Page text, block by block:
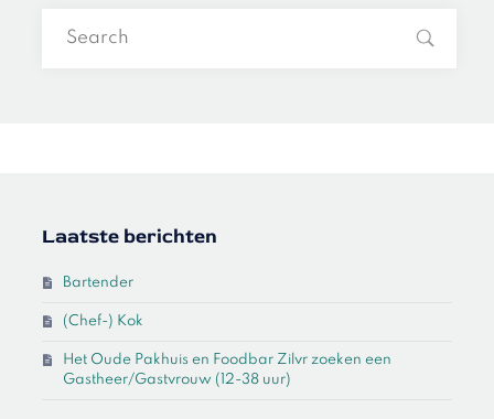
Laatste berichten
Bartender
(Chef-) Kok
Het Oude Pakhuis en Foodbar Zilvr zoeken een
Gastheer/Gastvrouw (12-38 uur)